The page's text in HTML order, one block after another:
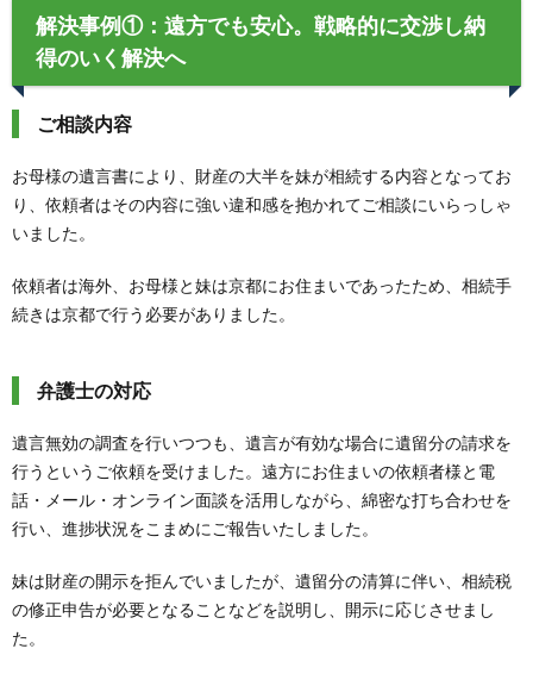
解決事例①：遠方でも安心。戦略的に交渉し納
得のいく解決へ
ご相談内容
お母様の遺言書により、財産の大半を妹が相続する内容となってお
り、依頼者はその内容に強い違和感を抱かれてご相談にいらっしゃ
いました。
依頼者は海外、お母様と妹は京都にお住まいであったため、相続手
続きは京都で行う必要がありました。
弁護士の対応
遺言無効の調査を行いつつも、遺言が有効な場合に遺留分の請求を
行うというご依頼を受けました。遠方にお住まいの依頼者様と電
話・メール・オンライン面談を活用しながら、綿密な打ち合わせを
行い、進捗状況をこまめにご報告いたしました。
妹は財産の開示を拒んでいましたが、遺留分の清算に伴い、相続税
の修正申告が必要となることなどを説明し、開示に応じさせまし
た。